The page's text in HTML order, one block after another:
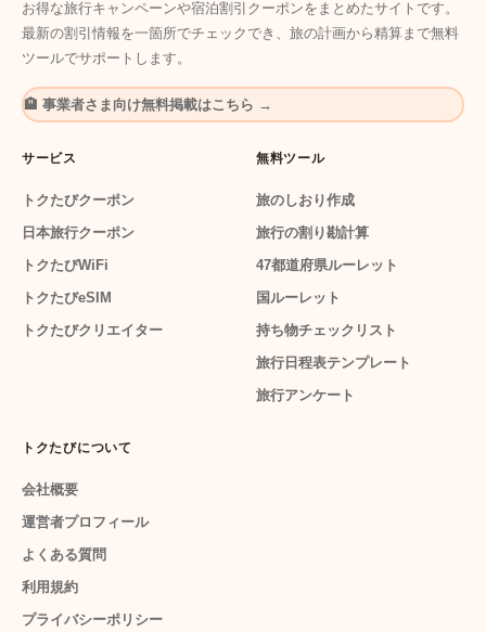
お得な旅行キャンペーンや宿泊割引クーポンをまとめたサイトです。
最新の割引情報を一箇所でチェックでき、旅の計画から精算まで無料
ツールでサポートします。
🏨 事業者さま向け無料掲載はこちら →
サービス
トクたびクーポン
日本旅行クーポン
トクたびWiFi
トクたびeSIM
トクたびクリエイター
無料ツール
旅のしおり作成
旅行の割り勘計算
47都道府県ルーレット
国ルーレット
持ち物チェックリスト
旅行日程表テンプレート
旅行アンケート
トクたびについて
会社概要
運営者プロフィール
よくある質問
利用規約
プライバシーポリシー